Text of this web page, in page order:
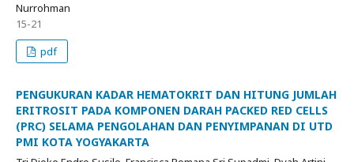
Nurrohman
15-21
pdf
PENGUKURAN KADAR HEMATOKRIT DAN HITUNG JUMLAH
ERITROSIT PADA KOMPONEN DARAH PACKED RED CELLS
(PRC) SELAMA PENGOLAHAN DAN PENYIMPANAN DI UTD
PMI KOTA YOGYAKARTA